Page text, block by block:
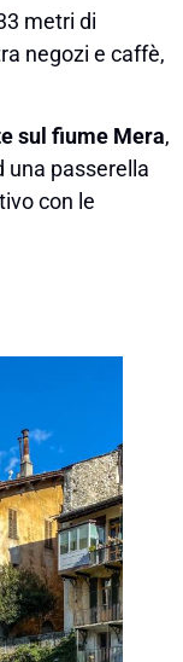
metri di
negozi e caffè,
sul fiume Mera,
una passerella
con le